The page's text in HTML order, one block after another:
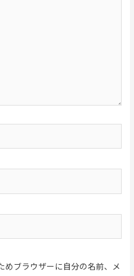
めブラウザーに自分の名前、メ